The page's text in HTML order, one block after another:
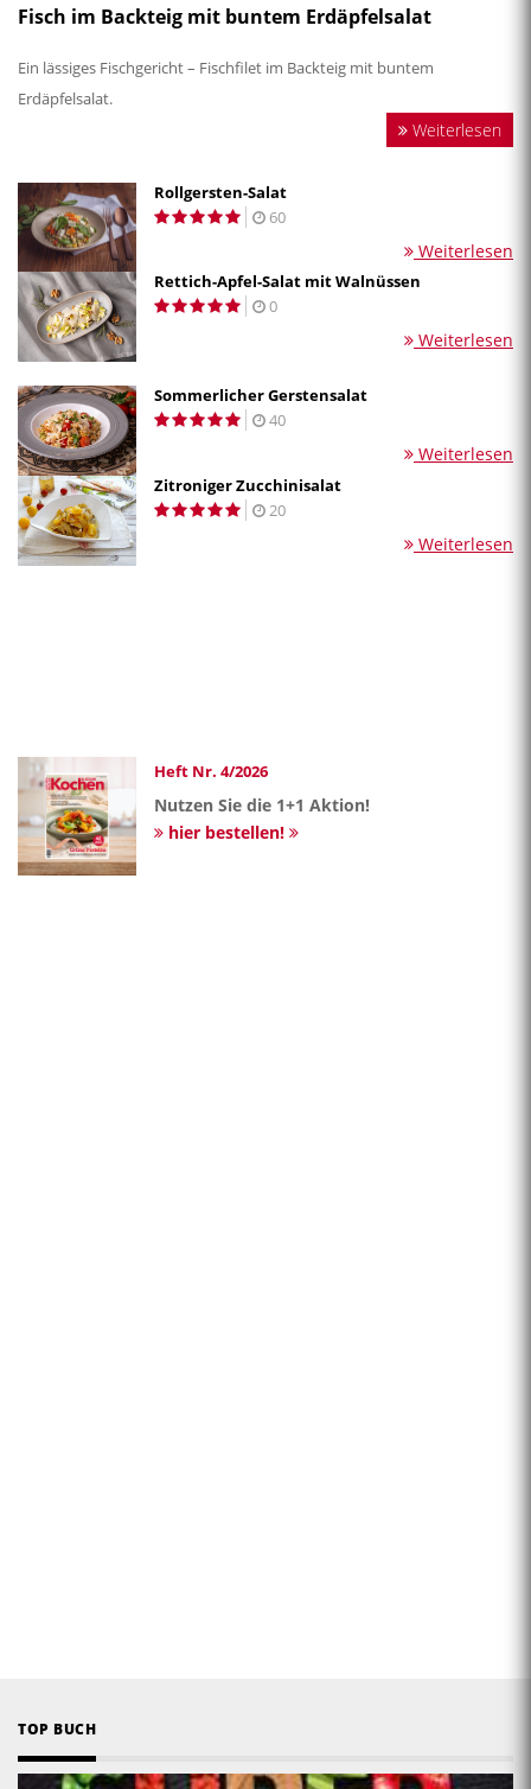
Fisch im Backteig mit buntem Erdäpfelsalat
Ein lässiges Fischgericht – Fischfilet im Backteig mit buntem
Erdäpfelsalat.
Weiterlesen
Rollgersten-Salat
60
Weiterlesen
Rettich-Apfel-Salat mit Walnüssen
0
Weiterlesen
Sommerlicher Gerstensalat
40
Weiterlesen
Zitroniger Zucchinisalat
20
Weiterlesen
Heft Nr. 4/2026
Nutzen Sie die 1+1 Aktion!
hier bestellen!
TOP BUCH